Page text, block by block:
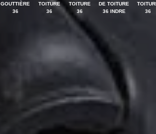
GOUTTIÈRE
36
TOITURE
36
TOITURE
36
DE TOITURE
36 INDRE
36